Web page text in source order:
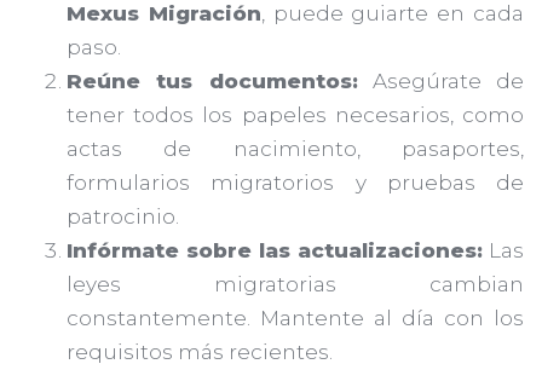
Mexus Migración, puede guiarte en cada
paso.
Reúne tus documentos:Asegúrate de
tener todos los papeles necesarios, como
actas de nacimiento, pasaportes,
formularios migratorios y pruebas de
patrocinio.
Infórmate sobre las actualizaciones: Las
leyes migratorias cambian
constantemente. Mantente al día con los
requisitos más recientes.